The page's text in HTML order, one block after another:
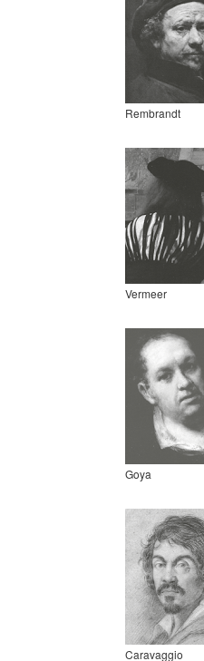
Rembrandt
Vermeer
Goya
Caravaggio